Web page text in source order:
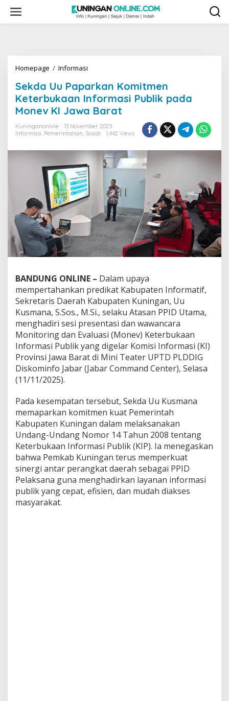
content
Homepage / Informasi
Paparkan
Komitmen
Keterbukaan
Informasi
Publik
pada
KI
Jawa
Barat
Sekda Uu Paparkan Komitmen
Keterbukaan Informasi Publik pada
Monev KI Jawa Barat
Kuninganonline
13 November 2025
Informasi, Pemerintahan, Sosial 1,442 Views
BANDUNG ONLINE – Dalam upaya
mempertahankan predikat Kabupaten Informatif,
Sekretaris Daerah Kabupaten Kuningan, Uu
Kusmana, S.Sos., M.Si., selaku Atasan PPID Utama,
menghadiri sesi presentasi dan wawancara
Monitoring dan Evaluasi (Monev) Keterbukaan
Informasi Publik yang digelar Komisi Informasi (KI)
Provinsi Jawa Barat di Mini Teater UPTD PLDDIG
Diskominfo Jabar (Jabar Command Center), Selasa
(11/11/2025).
Pada kesempatan tersebut, Sekda Uu Kusmana
memaparkan komitmen kuat Pemerintah
Kabupaten Kuningan dalam melaksanakan
Undang-Undang Nomor 14 Tahun 2008 tentang
Keterbukaan Informasi Publik (KIP). Ia menegaskan
bahwa Pemkab Kuningan terus memperkuat
sinergi antar perangkat daerah sebagai PPID
Pelaksana guna menghadirkan layanan informasi
publik yang cepat, efisien, dan mudah diakses
masyarakat.